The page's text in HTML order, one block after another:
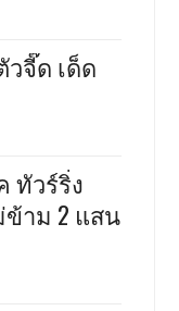
ตัวจี๊ด เด็ด
ทัวร์ริ่ง
ข้าม 2 แสน